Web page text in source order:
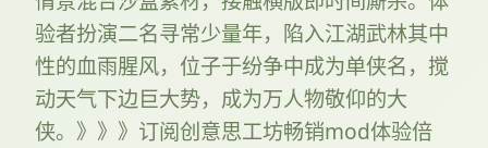
验者扮演二名寻常少量年，陷入江湖武林其中
性的血雨腥风，位子于纷争中成为单侠名，搅
动天气下边巨大势，成为万人物敬仰的大
侠。》》》订阅创意思工坊畅销mod体验倍